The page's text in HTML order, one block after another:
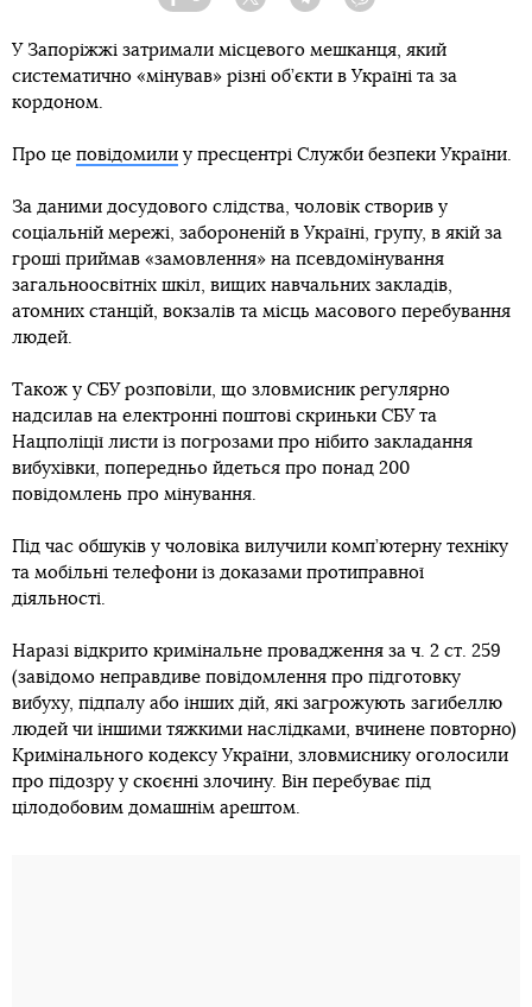
Facebook Twitter TelegramViber
У Запоріжжі затримали місцевого мешканця, який
систематично «мінував» різні об’єкти в Україні та за
кордоном.
Про це повідомили у пресцентрі Служби безпеки України.
За даними досудового слідства, чоловік створив у
соціальній мережі, забороненій в Україні, групу, в якій за
гроші приймав «замовлення» на псевдомінування
загальноосвітніх шкіл, вищих навчальних закладів,
атомних станцій, вокзалів та місць масового перебування
людей.
Також у СБУ розповіли, що зловмисник регулярно
надсилав на електронні поштові скриньки СБУ та
Нацполіції листи із погрозами про нібито закладання
вибухівки, попередньо йдеться про понад 200
повідомлень про мінування.
Під час обшуків у чоловіка вилучили комп’ютерну техніку
та мобільні телефони із доказами протиправної
діяльності.
Наразі відкрито кримінальне провадження за ч. 2 ст. 259
(завідомо неправдиве повідомлення про підготовку
вибуху, підпалу або інших дій, які загрожують загибеллю
людей чи іншими тяжкими наслідками, вчинене повторно)
Кримінального кодексу України, зловмиснику оголосили
про підозру у скоєнні злочину. Він перебуває під
цілодобовим домашнім арештом.